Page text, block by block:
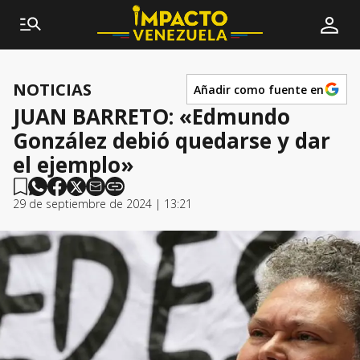
NOTICIAS Añadir como fuente en
JUAN BARRETO: «Edmundo
González debió quedarse y dar
el ejemplo»
29 de septiembre de 2024 | 13:21